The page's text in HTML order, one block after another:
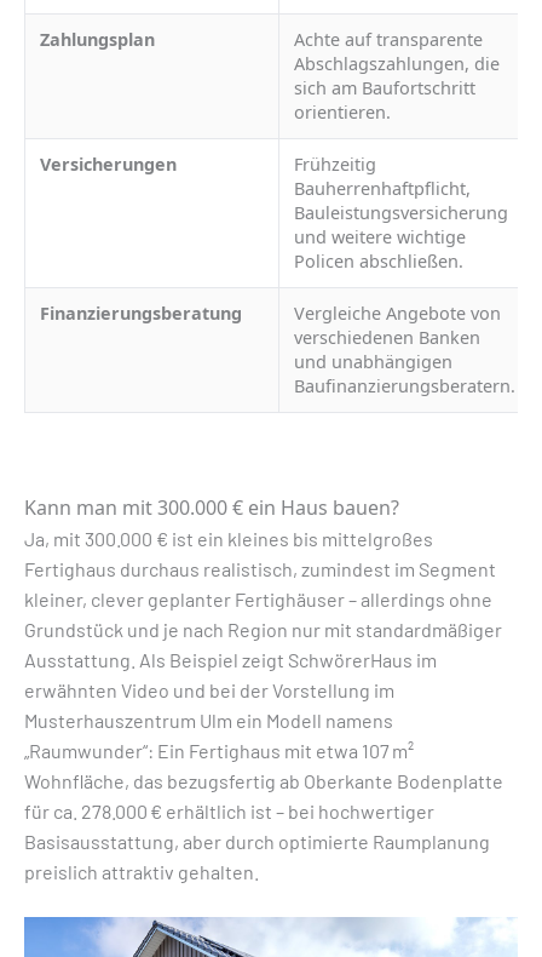
Zahlungsplan
Achte auf transparente
Abschlagszahlungen, die
sich am Baufortschritt
orientieren.
Versicherungen
Frühzeitig
Bauherrenhaftpflicht,
Bauleistungsversicherung
und weitere wichtige
Policen abschließen.
Finanzierungsberatung
Vergleiche Angebote von
verschiedenen Banken
und unabhängigen
Baufinanzierungsberatern.
Kann man mit 300.000 € ein Haus bauen?
Ja, mit 300.000 € ist ein kleines bis mittelgroßes
Fertighaus durchaus realistisch, zumindest im Segment
kleiner, clever geplanter Fertighäuser – allerdings ohne
Grundstück und je nach Region nur mit standardmäßiger
Ausstattung. Als Beispiel zeigt SchwörerHaus im
erwähnten Video und bei der Vorstellung im
Musterhauszentrum Ulm ein Modell namens
„Raumwunder“: Ein Fertighaus mit etwa 107 m²
Wohnfläche, das bezugsfertig ab Oberkante Bodenplatte
für ca. 278.000 € erhältlich ist – bei hochwertiger
Basisausstattung, aber durch optimierte Raumplanung
preislich attraktiv gehalten.